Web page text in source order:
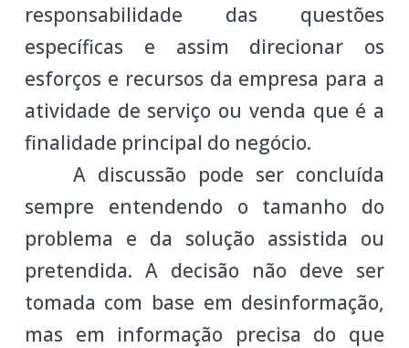
responsabilidade das questões
específicas e assim direcionar os
esforços e recursos da empresa para a
atividade de serviço ou venda que é a
finalidade principal do negócio.
A discussão pode ser concluída
sempre entendendo o tamanho do
problema e da solução assistida ou
pretendida. A decisão não deve ser
tomada com base em desinformação,
mas em informação precisa do que